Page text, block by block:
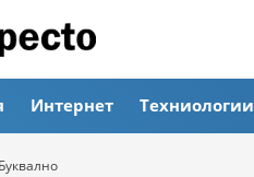
Интернет Техниологии